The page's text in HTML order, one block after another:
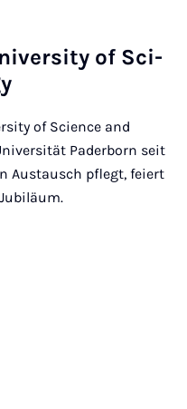
of Sci­
of Science and
Paderborn seit
Austausch pflegt, feiert